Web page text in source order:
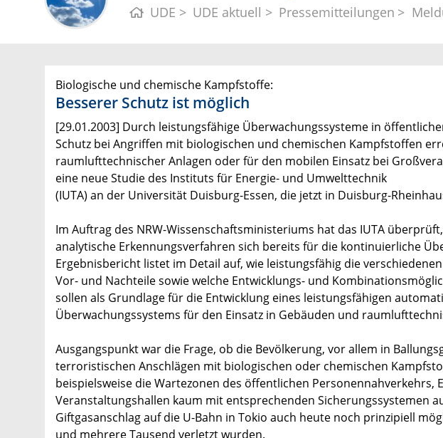
UDE UDE aktuell Pressemitteilungen
Biologische und chemische Kampfstoffe:
Besserer Schutz ist möglich
[29.01.2003] Durch leistungsfähige Überwachungssysteme in
Schutz bei Angriffen mit biologischen und chemischen Kampfstoffen
raumlufttechnischer Anlagen oder für den mobilen Einsatz bei
eine neue Studie des Instituts für Energie- und Umwelttechnik
(IUTA) an der Universität Duisburg-Essen, die jetzt in Duisburg-
Im Auftrag des NRW-Wissenschaftsministeriums hat das IUTA
analytische Erkennungsverfahren sich bereits für die kontinuierliche
Ergebnisbericht listet im Detail auf, wie leistungsfähig die
Vor- und Nachteile sowie welche Entwicklungs- und
sollen als Grundlage für die Entwicklung eines leistungsfähigen
Überwachungssystems für den Einsatz in Gebäuden und
Ausgangspunkt war die Frage, ob die Bevölkerung, vor allem in
terroristischen Anschlägen mit biologischen oder chemischen
beispielsweise die Wartezonen des öffentlichen Personennahverkehrs,
Veranstaltungshallen kaum mit entsprechenden Sicherungssystemen
Giftgasanschlag auf die U-Bahn in Tokio auch heute noch prinzipiell
und mehrere Tausend verletzt wurden.